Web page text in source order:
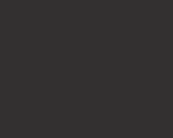
background